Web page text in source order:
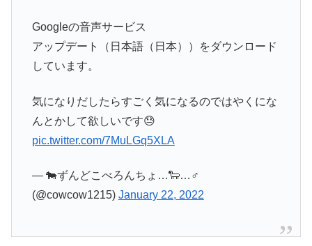
Googleの音声サービス
アップデート（日本語（日本））をダウンロード
しています。
気になりだしたらすごく気になるのではやくにな
んとかして欲しいです😓
pic.twitter.com/7MuLGq5XLA
— 🐄ずんどこべろんちょ…🐑…♂
(@cowcow1215) January 22, 2022